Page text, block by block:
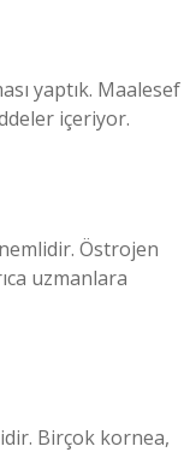
yaptık. Maalesef
içeriyor.
Östrojen
uzmanlara
Birçok kornea,